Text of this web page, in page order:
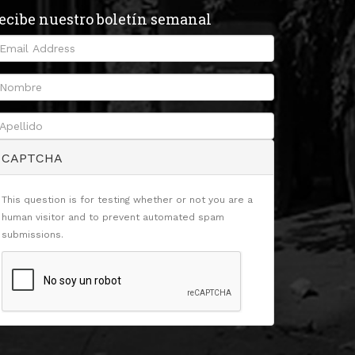
nuestro boletín semanal
CAPTCHA
This question is for testing whether or not you are a
human visitor and to prevent automated spam
submissions.